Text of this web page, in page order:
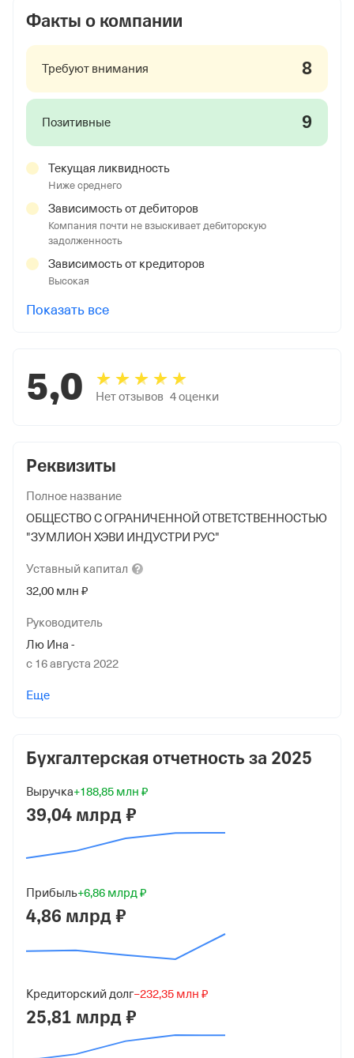
Реквизиты
Полное название
ОБЩЕСТВО С ОГРАНИЧЕННОЙ ОТВЕТСТВЕННОСТЬЮ
"ЗУМЛИОН ХЭВИ ИНДУСТРИ РУС"
Уставный капитал
32,00 млн ₽
Руководитель
Лю Ина -
с 16 августа 2022
Зумлион Люксенбург Инвестмент Холдингс С.А.Р.Л.
Зумлион Сингапур Инвестмент Холдингс Пте. Лтд.
Дата регистрации
Краткое название
Юридический адрес
143441, Московская обл, г Красногорск, тер Гринвуд
(пгт Путилково), стр 31
ИНН
5024143381
Еще
Бухгалтерская отчетность за 2025
Выручка+188,85 млн ₽
39,04 млрд ₽
Прибыль+6,86 млрд ₽
4,86 млрд ₽
Кредиторский долг−232,35 млн ₽
25,81 млрд ₽
Факты о компании
Требуют внимания 8
Позитивные 9
Текущая ликвидность
Ниже среднего
Зависимость от дебиторов
Компания почти не взыскивает дебиторскую
задолженность
Зависимость от кредиторов
Высокая
Показать все
5,0 Нет отзывов 4оценки